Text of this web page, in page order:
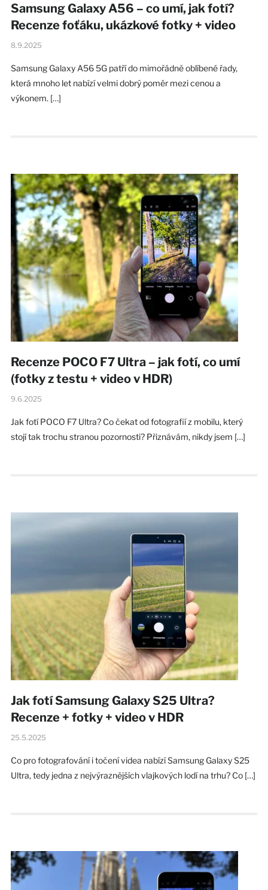
Samsung Galaxy A56 – co umí, jak fotí?
Recenze foťáku, ukázkové fotky + video
8.9.2025
Samsung Galaxy A56 5G patří do mimořádně oblíbené řady,
která mnoho let nabízí velmi dobrý poměr mezi cenou a
výkonem. […]
Recenze POCO F7 Ultra – jak fotí, co umí
(fotky z testu + video v HDR)
9.6.2025
Jak fotí POCO F7 Ultra? Co čekat od fotografií z mobilu, který
stojí tak trochu stranou pozornosti? Přiznávám, nikdy jsem […]
Jak fotí Samsung Galaxy S25 Ultra?
Recenze + fotky + video v HDR
25.5.2025
Co pro fotografování i točení videa nabízí Samsung Galaxy S25
Ultra, tedy jedna z nejvýraznějších vlajkových lodí na trhu? Co […]